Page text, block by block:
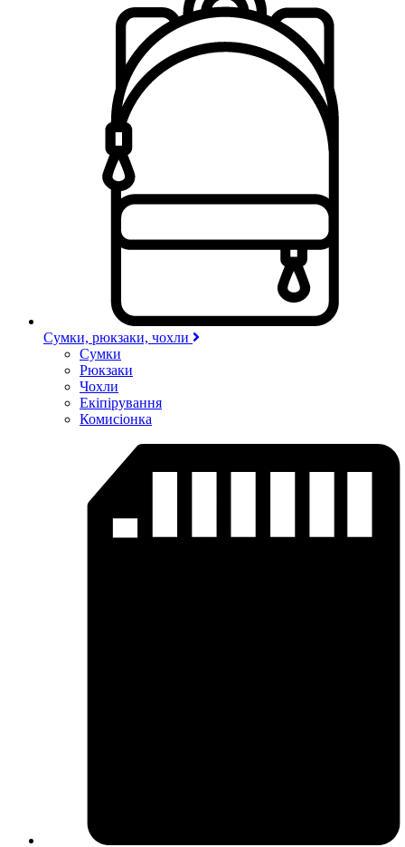
Сумки, рюкзаки, чохли
Сумки
Рюкзаки
Чохли
Екіпірування
Комисіонка